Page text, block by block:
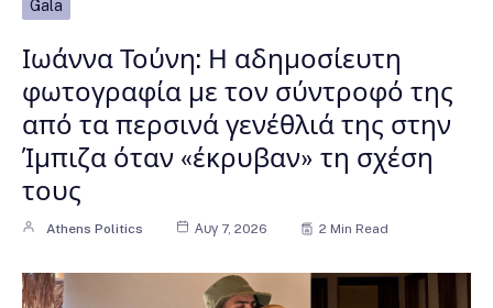
Gala
Ιωάννα Τούνη: Η αδημοσίευτη
φωτογραφία με τον σύντροφό της
από τα περσινά γενέθλιά της στην
Ίμπιζα όταν «έκρυβαν» τη σχέση
τους
Athens Politics Αυγ 7, 2026 2 Min Read